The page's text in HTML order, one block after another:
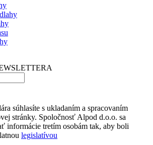
súhlasíte s ukladaním a spracovaním
stránky. Spoločnosť Alpod d.o.o. sa
informácie tretím osobám tak, aby boli
legislatívou